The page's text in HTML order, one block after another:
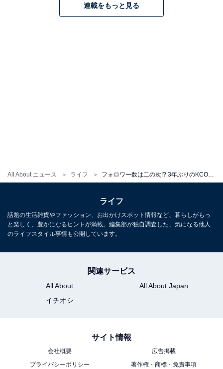
All About ニュース ライフ
いること、重要視してることがハッキリ現れていて興味
深かったんですよ。
連載をもっと見る
ライフ
話題の生活雑貨やファッション、お出かけスポット情報など、暮らしがもっ
と楽しく、豊かになるヒントが満載。編集部が独自調査した、気になる他人
のライフスタイル事情も公開しています。
関連サービス
All About
All About Japan
イチオシ
サイト情報
会社概要
広告掲載
プライバシーポリシー
著作権・商標・免責事項